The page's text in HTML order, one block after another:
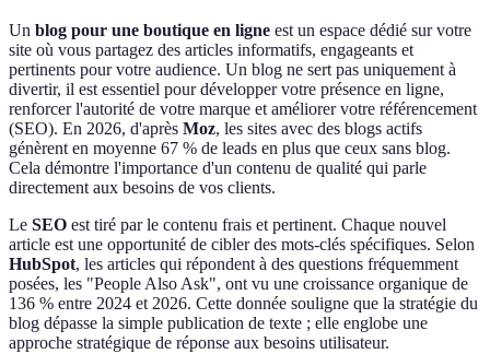
Un blog pour une boutique en ligne est un espace dédié sur votre
site où vous partagez des articles informatifs, engageants et
pertinents pour votre audience. Un blog ne sert pas uniquement à
divertir, il est essentiel pour développer votre présence en ligne,
renforcer l'autorité de votre marque et améliorer votre référencement
(SEO). En 2026, d'après Moz, les sites avec des blogs actifs
génèrent en moyenne 67 % de leads en plus que ceux sans blog.
Cela démontre l'importance d'un contenu de qualité qui parle
directement aux besoins de vos clients.
Le SEO est tiré par le contenu frais et pertinent. Chaque nouvel
article est une opportunité de cibler des mots-clés spécifiques. Selon
HubSpot, les articles qui répondent à des questions fréquemment
posées, les "People Also Ask", ont vu une croissance organique de
136 % entre 2024 et 2026. Cette donnée souligne que la stratégie du
blog dépasse la simple publication de texte ; elle englobe une
approche stratégique de réponse aux besoins utilisateur.